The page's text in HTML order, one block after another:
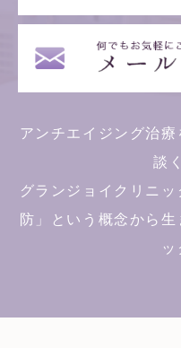
アンチエイジング治
談
グランジョイクリニ
防」という概念から
ッ